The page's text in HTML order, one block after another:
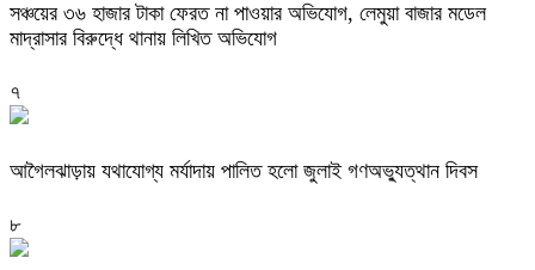
সঞ্চয়ের ৩৬ হাজার টাকা ফেরত না পাওয়ার অভিযোগ, লেমুয়া বাজার মডেল
মাদ্রাসার বিরুদ্ধে থানায় লিখিত অভিযোগ
৭
আগৈলঝাড়ায় যথাযোগ্য মর্যাদায় পালিত হলো জুলাই গণঅভ্যুত্থান দিবস
৮